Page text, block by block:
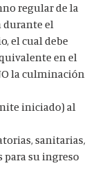
regular de la
durante el
el cual debe
en el
la culminación
iniciado) al
sanitarias,
para su ingreso